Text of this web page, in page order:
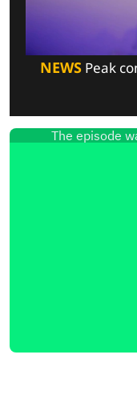
NEWSPeak